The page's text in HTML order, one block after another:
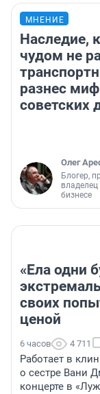
МНЕНИЕ
Наследие,
чудом не
разнес
советских
Олег
Блогер,
бизнесе
«Ела одни
своих
ценой
6 часов 4 711
Работает в
о сестре Вани
концерте в